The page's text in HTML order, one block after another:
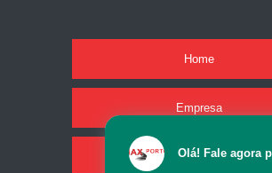
Home
Empresa
Missão
Olá! Fale agora